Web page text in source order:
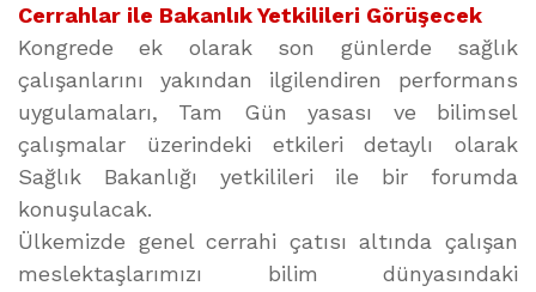
Cerrahlar ile Bakanlık Yetkilileri Görüşecek
Kongrede ek olarak son günlerde sağlık
çalışanlarını yakından ilgilendiren performans
uygulamaları, Tam Gün yasası ve bilimsel
çalışmalar üzerindeki etkileri detaylı olarak
Sağlık Bakanlığı yetkilileri ile bir forumda
konuşulacak.
Ülkemizde genel cerrahi çatısı altında çalışan
meslektaşlarımızı bilim dünyasındaki